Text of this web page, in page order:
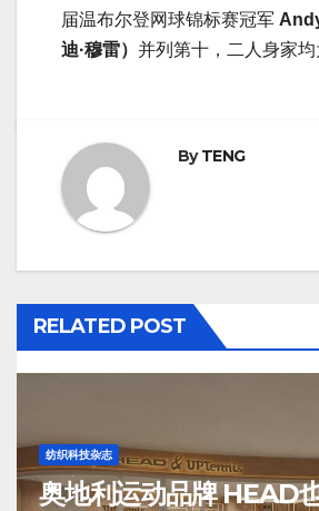
届温布尔登网球锦标赛冠军
迪·穆雷） 并列第十，二人身家均
ByTENG
RELATED POST
纺织科技杂志
奥地利运动品牌 HEAD